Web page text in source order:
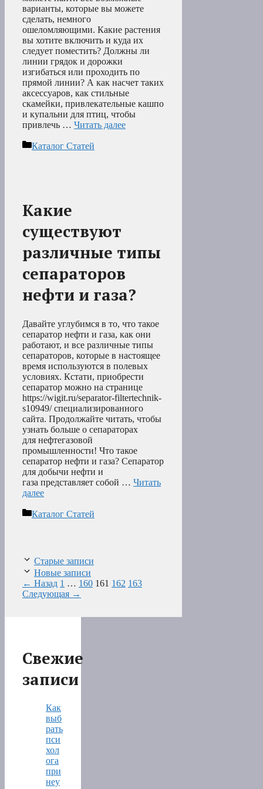
варианты, которые вы можете
сделать, немного
ошеломляющими. Какие растения
вы хотите включить и куда их
следует поместить? Должны ли
линии грядок и дорожки
изгибаться или проходить по
прямой линии? А как насчет таких
аксессуаров, как стильные
скамейки, привлекательные кашпо
и купальни для птиц, чтобы
привлечь … Читать далее
Рубрики
Каталог Статей
Какие
существуют
различные типы
сепараторов
нефти и газа?
Давайте углубимся в то, что такое
сепаратор нефти и газа, как они
работают, и все различные типы
сепараторов, которые в настоящее
время используются в полевых
условиях. Кстати, приобрести
сепаратор можно на странице
https://wigit.ru/separator-filtertechnik-
s10949/ специализированного
сайта. Продолжайте читать, чтобы
узнать больше о сепараторах
для нефтегазовой
промышленности! Что такое
сепаратор нефти и газа? Сепаратор
для добычи нефти и
газа представляет собой … Читать
далее
Рубрики
Каталог Статей
Старые записи
Новые записи
← Назад Страница
1 … Страница
160 Страница
161 Страница
162 Страница
163
Следующая →
Свежие
записи
Как
выб
рать
пси
хол
ога
при
неу